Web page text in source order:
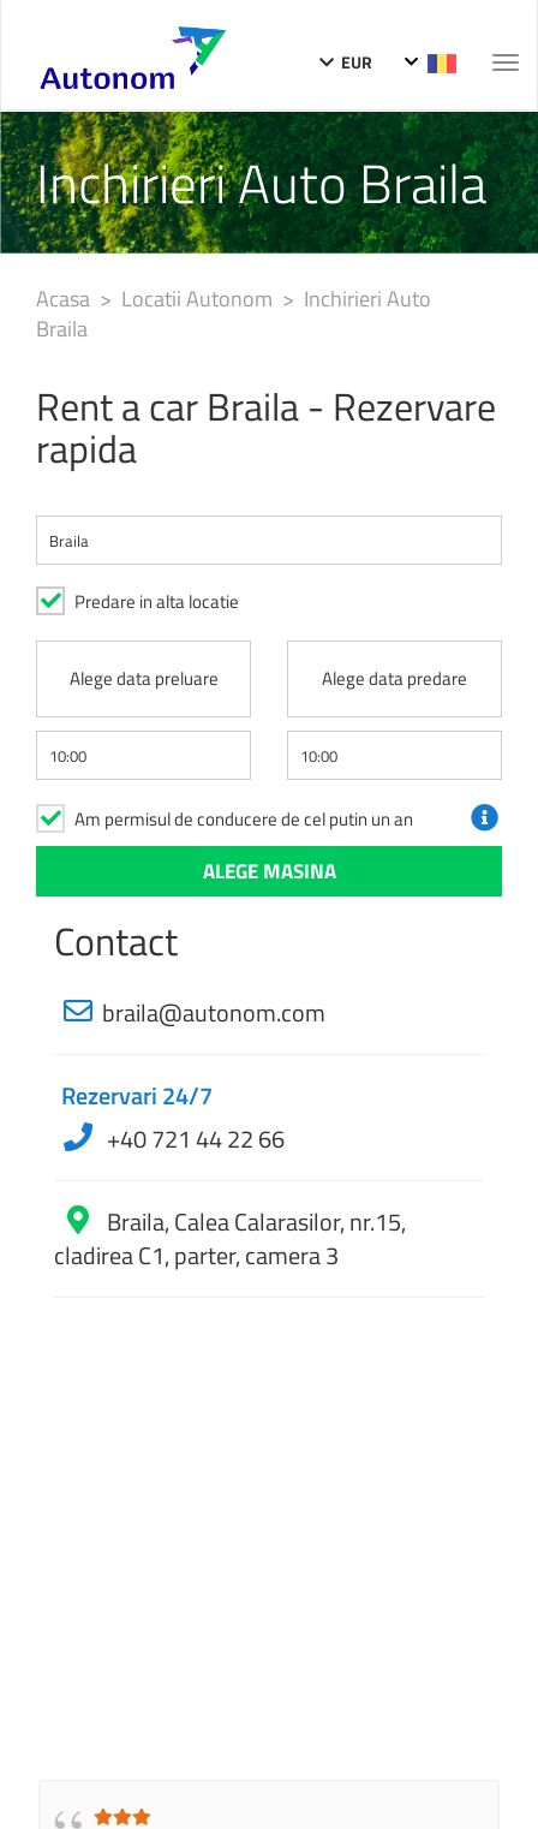
EUR
Inchirieri Auto Braila
Acasa > Locatii Autonom > Inchirieri Auto
Braila
Rent a car Braila - Rezervare
rapida
Predare in alta locatie
Alege data preluare Alege data predare
Am permisul de conducere de cel putin un an
Contact
braila@autonom.com
Rezervari 24/7
+40 721 44 22 66
Braila, Calea Calarasilor, nr.15,
cladirea C1, parter, camera 3